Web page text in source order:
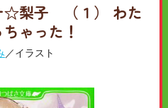
☆梨子 （１） わた
ゃった！
／イラスト